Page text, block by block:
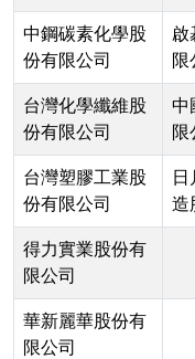
中鋼碳素化學股
份有限公司
啟
限
台灣化學纖維股
份有限公司
中
限
台灣塑膠工業股
份有限公司
造
得力實業股份有
限公司
華新麗華股份有
限公司